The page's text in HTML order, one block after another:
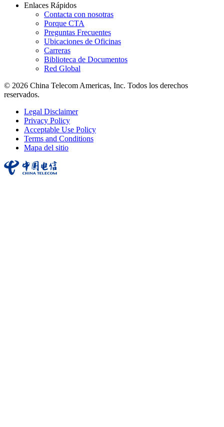
Enlaces Rápidos
Contacta con nosotras
Porque CTA
Preguntas Frecuentes
Ubicaciones de Oficinas
Carreras
Biblioteca de Documentos
Red Global
© 2026 China Telecom Americas, Inc. Todos los derechos
reservados.
Legal Disclaimer
Privacy Policy
Acceptable Use Policy
Terms and Conditions
Mapa del sitio